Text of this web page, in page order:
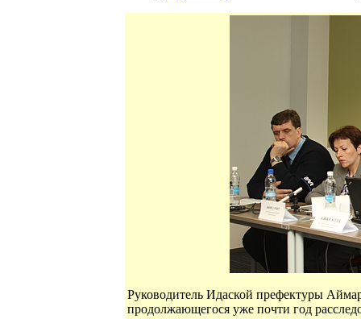
Руководитель Идаской префектуры
продолжающегося уже почти год